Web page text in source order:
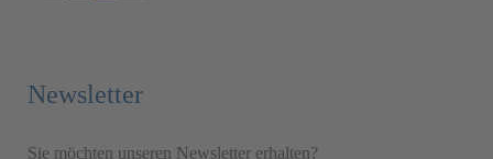
Newsletter
Sie möchten unseren Newsletter erhalten?